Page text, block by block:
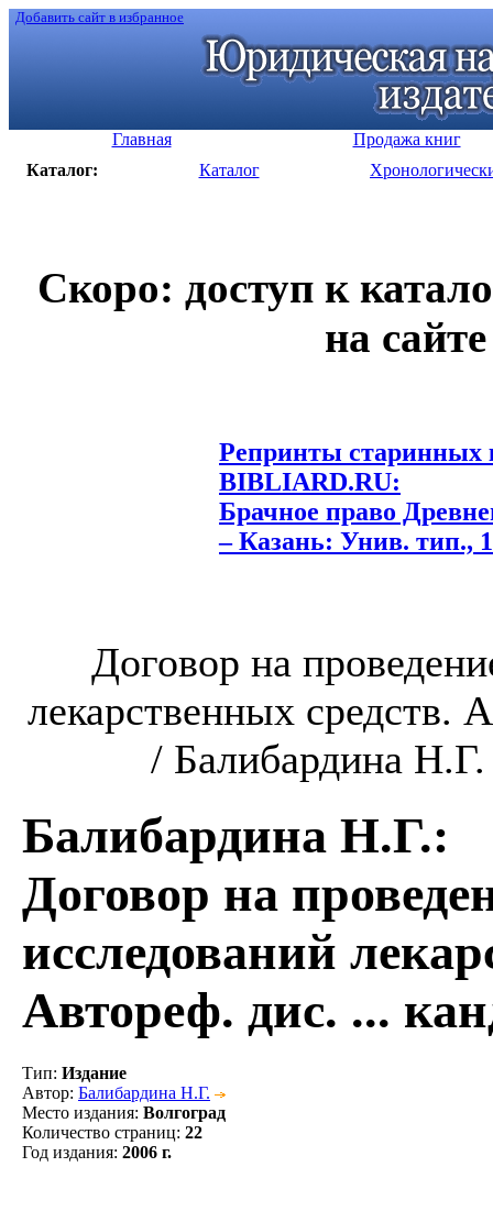
Добавить сайт в избранное
Главная
Продажа книг
Каталог:
Каталог
Скоро: доступ к
на
Репринты старинных
BIBLIARD.RU:
Брачное право
– Казань: Унив. тип.,
Договор на
лекарственных средств.
/ Балибардина
Балибардина Н.Г.:
Договор на
исследований
Автореф. дис. ...
Тип: Издание
Автор: Балибардина Н.Г.
Место издания: Волгоград
Количество страниц: 22
Год издания: 2006 г.